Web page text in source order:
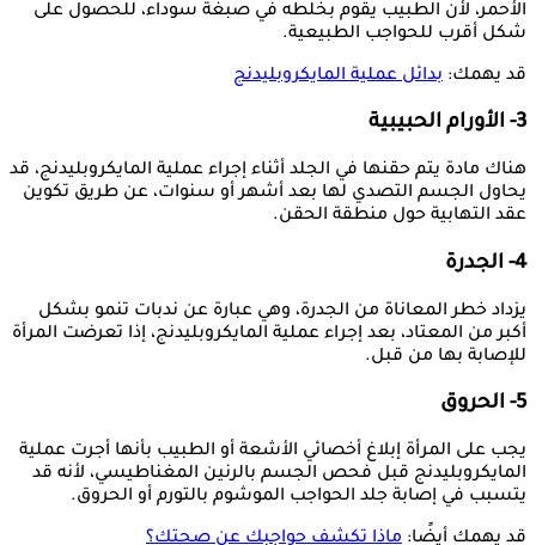
الأحمر، لأن الطبيب يقوم بخلطه في صبغة سوداء، للحصول على
شكل أقرب للحواجب الطبيعية.
قد يهمك: بدائل عملية المايكروبليدنج
3- الأورام الحبيبية
هناك مادة يتم حقنها في الجلد أثناء إجراء عملية المايكروبليدنج، قد
يحاول الجسم التصدي لها بعد أشهر أو سنوات، عن طريق تكوين
عقد التهابية حول منطقة الحقن.
4- الجدرة
يزداد خطر المعاناة من الجدرة، وهي عبارة عن ندبات تنمو بشكل
أكبر من المعتاد، بعد إجراء عملية المايكروبليدنج، إذا تعرضت المرأة
للإصابة بها من قبل.
5- الحروق
يجب على المرأة إبلاغ أخصائي الأشعة أو الطبيب بأنها أجرت عملية
المايكروبليدنج قبل فحص الجسم بالرنين المغناطيسي، لأنه قد
يتسبب في إصابة جلد الحواجب الموشوم بالتورم أو الحروق.
قد يهمك أيضًا: ماذا تكشف حواجبك عن صحتك؟